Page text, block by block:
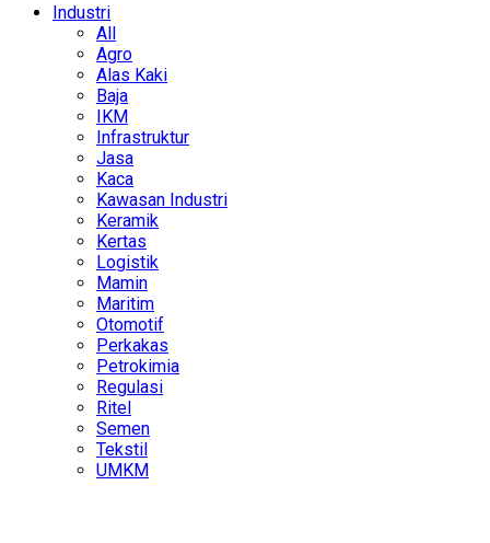
Industri
All
Agro
Alas Kaki
Baja
IKM
Infrastruktur
Jasa
Kaca
Kawasan Industri
Keramik
Kertas
Logistik
Mamin
Maritim
Otomotif
Perkakas
Petrokimia
Regulasi
Ritel
Semen
Tekstil
UMKM